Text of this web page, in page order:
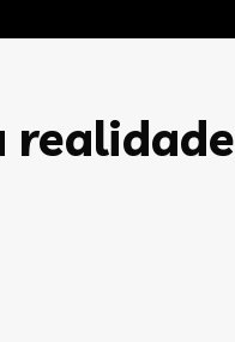
realidade